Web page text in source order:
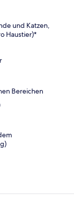
und Katzen,
Haustier)*
Bereichen